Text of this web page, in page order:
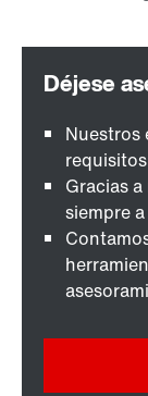
Nuestros
requisitos
Gracias
siempre